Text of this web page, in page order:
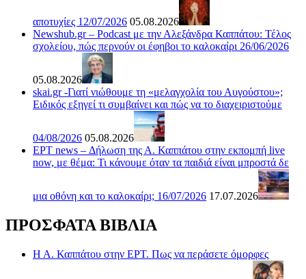
αποτυχίες 12/07/2026 05.08.2026
Newshub.gr – Podcast με την Αλεξάνδρα Καππάτου: Τέλος
σχολείου, πώς περνούν οι έφηβοι το καλοκαίρι 26/06/2026
05.08.2026
skai.gr -Γιατί νιώθουμε τη «μελαγχολία του Αυγούστου»;
Ειδικός εξηγεί τι συμβαίνει και πώς να το διαχειριστούμε
04/08/2026 05.08.2026
ΕΡΤ news – Δήλωση της Α. Καππάτου στην εκπομπή live
now, με θέμα: Τι κάνουμε όταν τα παιδιά είναι μπροστά δε
μια οθόνη και το καλοκαίρι; 16/07/2026 17.07.2026
ΠΡΟΣΦΑΤΑ ΒΙΒΛΙΑ
Η Α. Καππάτου στην ΕΡΤ. Πως να περάσετε όμορφες